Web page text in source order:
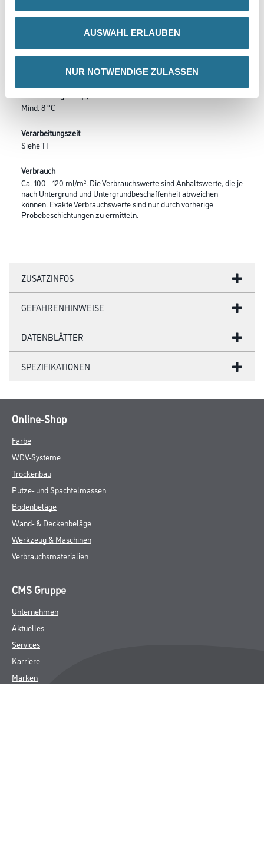
AUSWAHL ERLAUBEN
NUR NOTWENDIGE ZULASSEN
- Kinderspielzeug geeignet
- Leichtgängige, geschmeidige Verarbeitung
- Diffusionsfähig
- Beständig gegen haushaltsübliche Reinigungsmittel
Mind. 8 °C
Verarbeitungszeit
Siehe TI
Verbrauch
Ca. 100 - 120 ml/m². Die Verbrauchswerte sind Anhaltswerte, die je
nach Untergrund und Untergrundbeschaffenheit abweichen
können. Exakte Verbrauchswerte sind nur durch vorherige
Probebeschichtungen zu ermitteln.
ZUSATZINFOS
GEFAHRENHINWEISE
DATENBLÄTTER
SPEZIFIKATIONEN
Online-Shop
Farbe
WDV-Systeme
Trockenbau
Putze- und Spachtelmassen
Bodenbeläge
Wand- & Deckenbeläge
Werkzeug & Maschinen
Verbrauchsmaterialien
CMS Gruppe
Unternehmen
Aktuelles
Services
Karriere
Marken